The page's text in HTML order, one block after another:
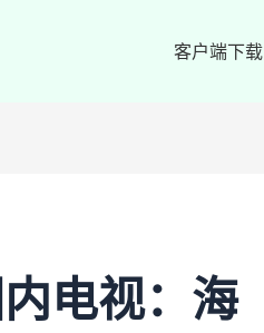
客户端下载
电视：海